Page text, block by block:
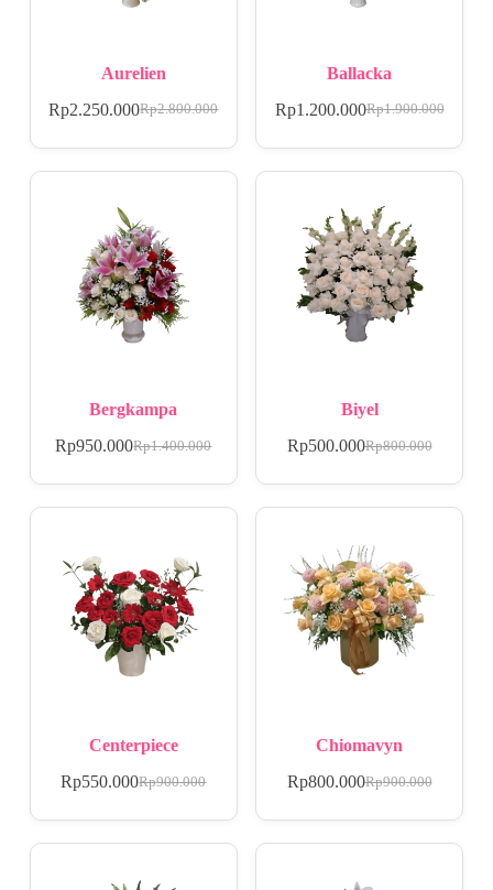
Aurelien
Rp2.800.000
Rp2.250.000
Ballacka
Rp1.900.000
Rp1.200.000
Bergkampa
Rp1.400.000
Rp950.000
Biyel
Rp800.000
Rp500.000
Centerpiece
Rp900.000
Rp550.000
Chiomavyn
Rp900.000
Rp800.000